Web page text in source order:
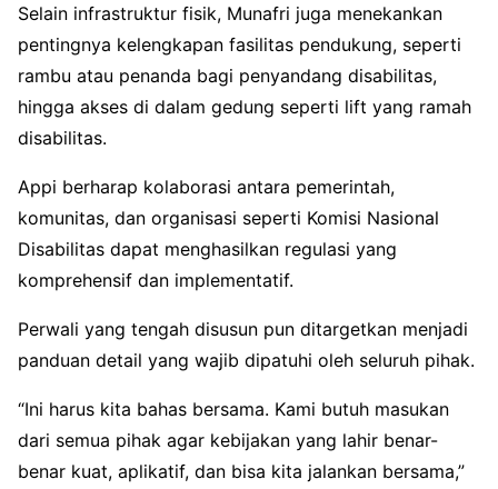
Selain infrastruktur fisik, Munafri juga menekankan
pentingnya kelengkapan fasilitas pendukung, seperti
rambu atau penanda bagi penyandang disabilitas,
hingga akses di dalam gedung seperti lift yang ramah
disabilitas.
Appi berharap kolaborasi antara pemerintah,
komunitas, dan organisasi seperti Komisi Nasional
Disabilitas dapat menghasilkan regulasi yang
komprehensif dan implementatif.
Perwali yang tengah disusun pun ditargetkan menjadi
panduan detail yang wajib dipatuhi oleh seluruh pihak.
“Ini harus kita bahas bersama. Kami butuh masukan
dari semua pihak agar kebijakan yang lahir benar-
benar kuat, aplikatif, dan bisa kita jalankan bersama,”